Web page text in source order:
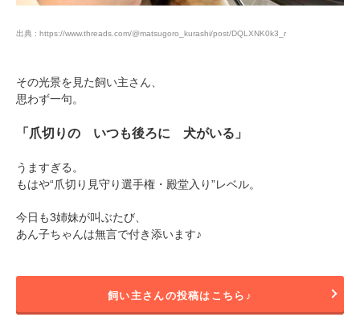
出典 : https://www.threads.com/@matsugoro_kurashi/post/DQLXNK0k3_r
その光景を見た飼い主さん、
思わず一句。
「爪切りの いつも後ろに 犬がいる」
うますぎる。
もはや“爪切り見守り選手権・殿堂入り”レベル。
今日も3姉妹が叫ぶたび、
あん子ちゃんは無言で付き添います♪
飼い主さんの投稿はこちら♪